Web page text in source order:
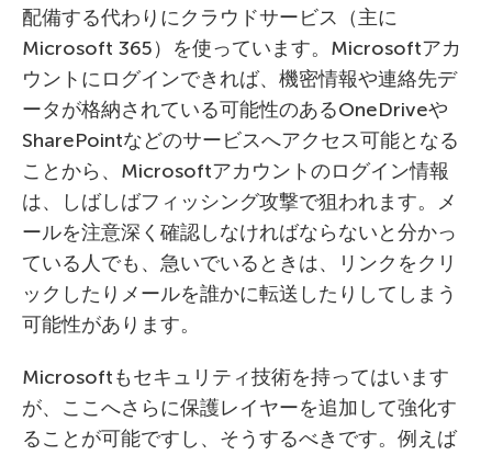
配備する代わりにクラウドサービス（主に
Microsoft 365）を使っています。Microsoftアカ
ウントにログインできれば、機密情報や連絡先デ
ータが格納されている可能性のあるOneDriveや
SharePointなどのサービスへアクセス可能となる
ことから、Microsoftアカウントのログイン情報
は、しばしばフィッシング攻撃で狙われます。メ
ールを注意深く確認しなければならないと分かっ
ている人でも、急いでいるときは、リンクをクリ
ックしたりメールを誰かに転送したりしてしまう
可能性があります。
Microsoftもセキュリティ技術を持ってはいます
が、ここへさらに保護レイヤーを追加して強化す
ることが可能ですし、そうするべきです。例えば